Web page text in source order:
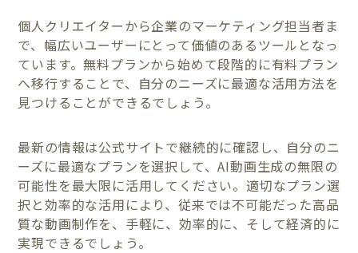
個人クリエイターから企業のマーケティング担当者ま
で、幅広いユーザーにとって価値のあるツールとなっ
ています。無料プランから始めて段階的に有料プラン
へ移行することで、自分のニーズに最適な活用方法を
見つけることができるでしょう。
最新の情報は公式サイトで継続的に確認し、自分のニ
ーズに最適なプランを選択して、AI動画生成の無限の
可能性を最大限に活用してください。適切なプラン選
択と効率的な活用により、従来では不可能だった高品
質な動画制作を、手軽に、効率的に、そして経済的に
実現できるでしょう。